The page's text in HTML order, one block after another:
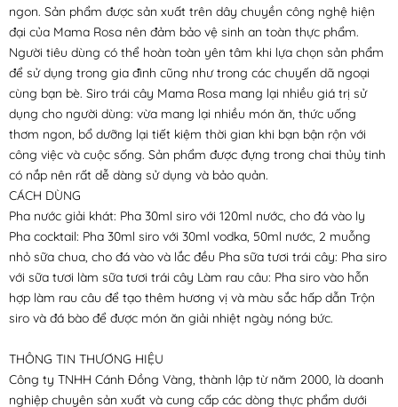
ngon. Sản phẩm được sản xuất trên dây chuyền công nghệ hiện
đại của Mama Rosa nên đảm bảo vệ sinh an toàn thực phẩm.
Người tiêu dùng có thể hoàn toàn yên tâm khi lựa chọn sản phẩm
để sử dụng trong gia đình cũng như trong các chuyến dã ngoại
cùng bạn bè. Siro trái cây Mama Rosa mang lại nhiều giá trị sử
dụng cho người dùng: vừa mang lại nhiều món ăn, thức uống
thơm ngon, bổ dưỡng lại tiết kiệm thời gian khi bạn bận rộn với
công việc và cuộc sống. Sản phẩm được đựng trong chai thủy tinh
có nắp nên rất dễ dàng sử dụng và bảo quản.
CÁCH DÙNG
Pha nước giải khát: Pha 30ml siro với 120ml nước, cho đá vào ly
Pha cocktail: Pha 30ml siro với 30ml vodka, 50ml nước, 2 muỗng
nhỏ sữa chua, cho đá vào và lắc đều Pha sữa tươi trái cây: Pha siro
với sữa tươi làm sữa tươi trái cây Làm rau câu: Pha siro vào hỗn
hợp làm rau câu để tạo thêm hương vị và màu sắc hấp dẫn Trộn
siro và đá bào để được món ăn giải nhiệt ngày nóng bức.
THÔNG TIN THƯƠNG HIỆU
Công ty TNHH Cánh Đồng Vàng, thành lập từ năm 2000, là doanh
nghiệp chuyên sản xuất và cung cấp các dòng thực phẩm dưới